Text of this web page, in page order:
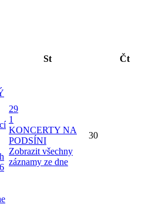
St Čt
29
1
KONCERTY NA
PODSÍNI
Zobrazit všechny
záznamy ze dne
30